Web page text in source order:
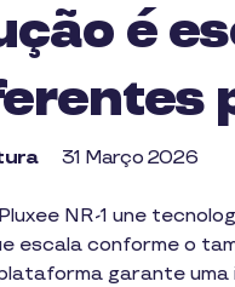
é
31 Março 2026
NR-1 une
escala conforme o
garante uma